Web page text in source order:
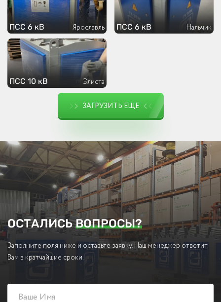
ПСС 6 кВ Ярославль ПСС 6 кВ Нальчик
ПСС 10 кВ Элиста
ЗАГРУЗИТЬ ЕЩЕ
ОСТАЛИСЬВОПРОСЫ?
Заполните поля ниже и оставьте заявку. Наш менеджер ответит
Вам в кратчайшие сроки.